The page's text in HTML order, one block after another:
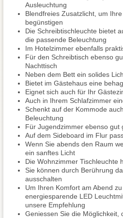
Ausleuchtung
Blendfreies Zusatzlicht, um
begünstigen
Die Schreibtischleuchte bietet
die passende Beleuchtung
Im Hotelzimmer ebenfalls
Für den Schreibtisch ebenso
Nachttisch
Neben dem Bett ein solides
Bietet im Gästehaus eine
Eignet sich auch für Ihr
Auch in Ihrem Schlafzimmer
Schenkt auf der Kommode
Beleuchtung
Für Jugendzimmer ebenso gut
Auf dem Sideboard im Flur
Wenn Sie abends den Raum
ein sanftes Licht
Die Wohnzimmer Tischleuchte
Sie können durch Berührung
ausschalten
Um Ihren Komfort am Abend
energiesparende LED
unsere Empfehlung
Geniessen Sie die Möglichkeit,